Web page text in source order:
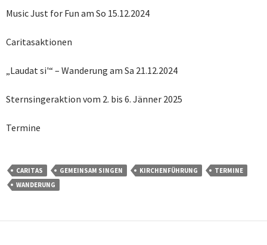
Music Just for Fun am So 15.12.2024
Caritasaktionen
„Laudat si'“ – Wanderung am Sa 21.12.2024
Sternsingeraktion vom 2. bis 6. Jänner 2025
Termine
CARITAS GEMEINSAM SINGEN KIRCHENFÜHRUNG
TERMINE
WANDERUNG